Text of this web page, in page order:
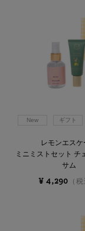
New ギフト
レモンエスケ
ミニミストセット チ
サム
¥ 4,290 （